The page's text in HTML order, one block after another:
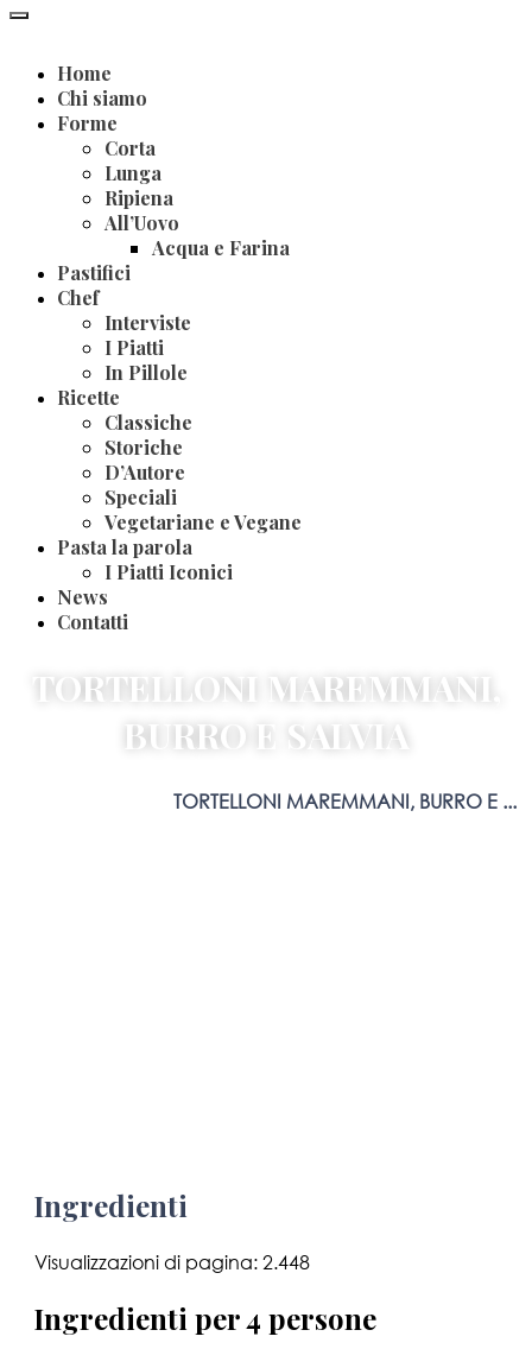
Home
Chi siamo
Forme
Corta
Lunga
Ripiena
All’Uovo
Acqua e Farina
Pastifici
Chef
Interviste
I Piatti
In Pillole
Ricette
Classiche
Storiche
D’Autore
Speciali
Vegetariane e Vegane
Pasta la parola
I Piatti Iconici
News
Contatti
TORTELLONI MAREMMANI,
BURRO E SALVIA
TORTELLONI MAREMMANI, BURRO E ...
Ingredienti
Visualizzazioni di pagina:2.448
Ingredienti per 4 persone